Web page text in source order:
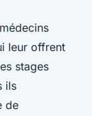
leur offrent
stages
ils
de